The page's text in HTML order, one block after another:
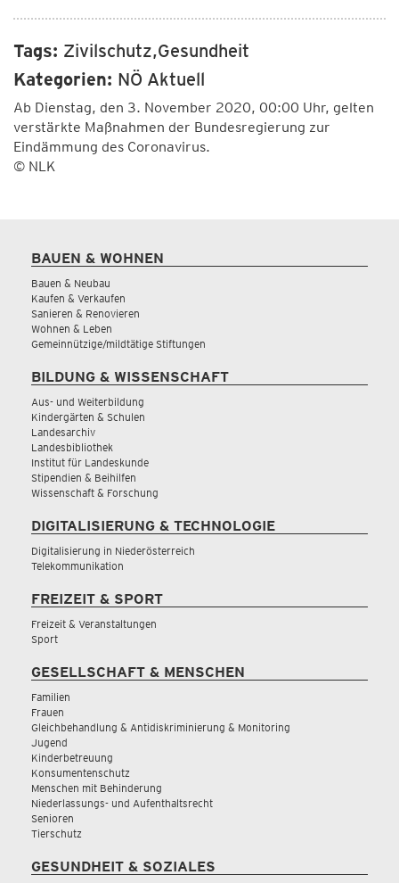
Tags: Zivilschutz,Gesundheit
Kategorien: NÖ Aktuell
Ab Dienstag, den 3. November 2020, 00:00 Uhr, gelten
verstärkte Maßnahmen der Bundesregierung zur
Eindämmung des Coronavirus.
© NLK
BAUEN & WOHNEN
Bauen & Neubau
Kaufen & Verkaufen
Sanieren & Renovieren
Wohnen & Leben
Gemeinnützige/mildtätige Stiftungen
BILDUNG & WISSENSCHAFT
Aus- und Weiterbildung
Kindergärten & Schulen
Landesarchiv
Landesbibliothek
Institut für Landeskunde
Stipendien & Beihilfen
Wissenschaft & Forschung
DIGITALISIERUNG & TECHNOLOGIE
Digitalisierung in Niederösterreich
Telekommunikation
FREIZEIT & SPORT
Freizeit & Veranstaltungen
Sport
GESELLSCHAFT & MENSCHEN
Familien
Frauen
Gleichbehandlung & Antidiskriminierung & Monitoring
Jugend
Kinderbetreuung
Konsumentenschutz
Menschen mit Behinderung
Niederlassungs- und Aufenthaltsrecht
Senioren
Tierschutz
GESUNDHEIT & SOZIALES